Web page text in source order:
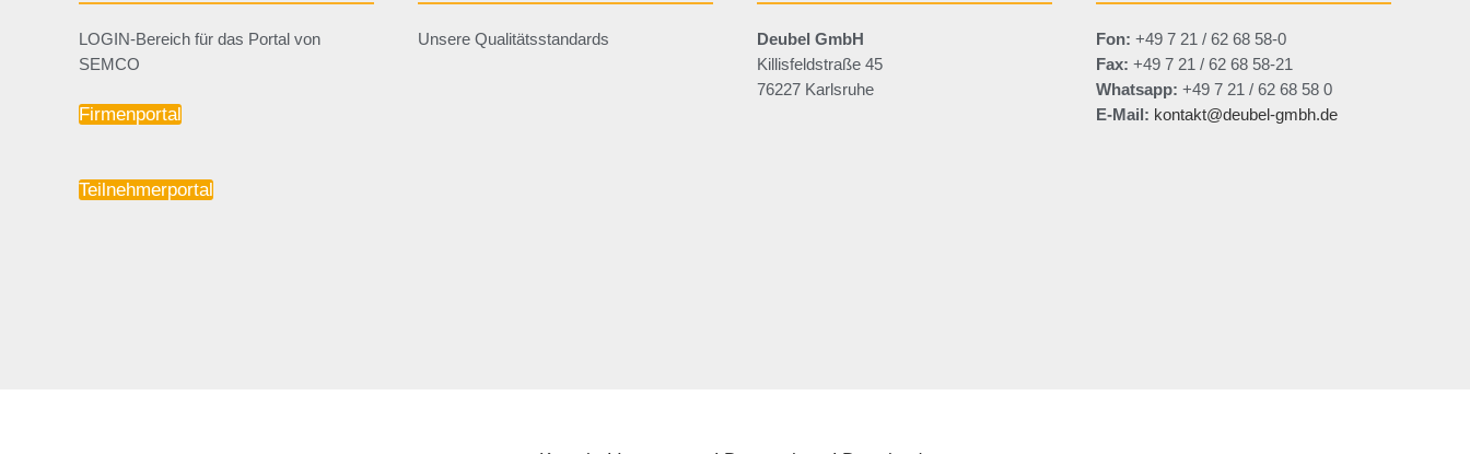
LOGIN-Bereich für das Portal von
SEMCO
Firmenportal
Teilnehmerportal
Unsere Qualitätsstandards
Deubel GmbH
Killisfeldstraße 45
76227 Karlsruhe
Fon: +49 7 21 / 62 68 58-0
Fax: +49 7 21 / 62 68 58-21
Whatsapp: +49 7 21 / 62 68 58 0
E-Mail: kontakt@deubel-gmbh.de